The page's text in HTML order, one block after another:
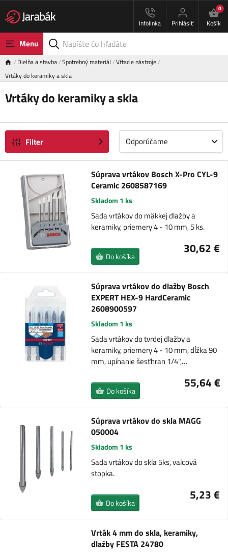
Infolinka Prihlásiť
0
Košík
Menu
Dielňa a stavba Spotrebný materiál Vŕtacie nástroje
Vrtáky do keramiky a skla
Vrtáky do keramiky a skla
Filter Odporúčame
Súprava vrtákov Bosch X-Pro CYL-9
Ceramic 2608587169
Skladom 1 ks
Sada vrtákov do mäkkej dlažby a
keramiky, priemery 4 - 10 mm, 5 ks.
30,62 €
Do košíka
Súprava vrtákov do dlažby Bosch
EXPERT HEX-9 HardCeramic
2608900597
Skladom 1 ks
Sada vrtákov do tvrdej dlažby a
keramiky, priemery 4 - 10 mm, dĺžka 90
mm, upínanie šesťhran 1/4",…
55,64 €
Do košíka
Súprava vrtákov do skla MAGG
050004
Skladom 1 ks
Sada vrtákov do skla 5ks, valcová
stopka.
5,23 €
Do košíka
Vrták 4 mm do skla, keramiky,
dlažby FESTA 24780